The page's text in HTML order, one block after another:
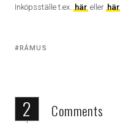
Inköpsställe t.ex. här eller här
Tagged
RÁMUS
2 Comments